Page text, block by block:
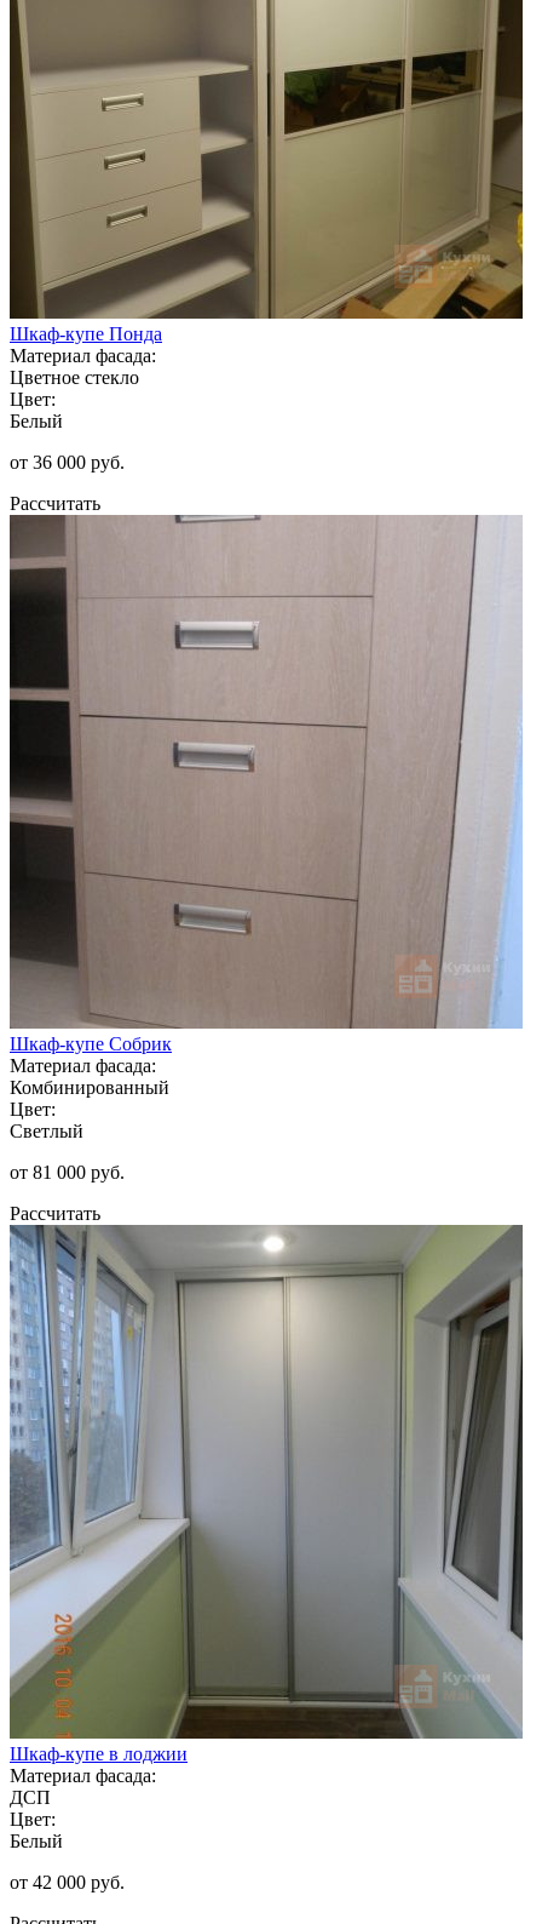
Шкаф-купе Понда
Материал фасада:
Цветное стекло
Цвет:
Белый
от 36 000 руб.
Рассчитать
Шкаф-купе Собрик
Материал фасада:
Комбинированный
Цвет:
Светлый
от 81 000 руб.
Рассчитать
Шкаф-купе в лоджии
Материал фасада:
ДСП
Цвет:
Белый
от 42 000 руб.